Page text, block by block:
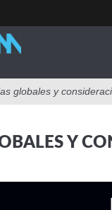
globales y
Y